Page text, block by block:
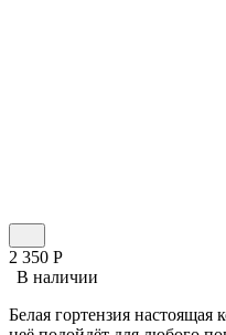
2 350 Р
В наличии
Белая гортензия настоящая